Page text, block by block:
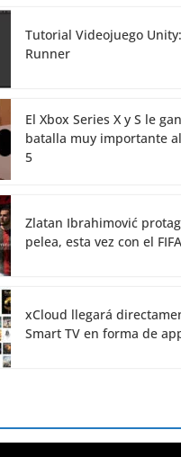
Tutorial Videojuego
Runner
El Xbox Series X y S le
batalla muy importante
5
Zlatan Ibrahimović
pelea, esta vez con el FIFA
xCloud llegará
Smart TV en forma de